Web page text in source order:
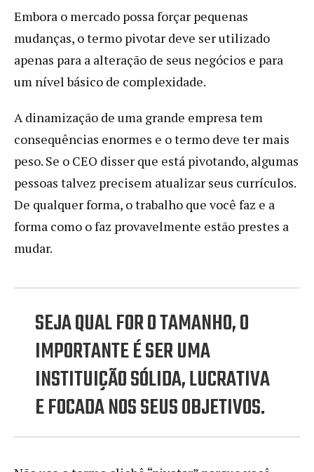
Embora o mercado possa forçar pequenas
mudanças, o termo pivotar deve ser utilizado
apenas para a alteração de seus negócios e para
um nível básico de complexidade.
A dinamização de uma grande empresa tem
consequências enormes e o termo deve ter mais
peso. Se o CEO disser que está pivotando, algumas
pessoas talvez precisem atualizar seus currículos.
De qualquer forma, o trabalho que você faz e a
forma como o faz provavelmente estão prestes a
mudar.
SEJA QUAL FOR O TAMANHO, O
IMPORTANTE É SER UMA
INSTITUIÇÃO SÓLIDA, LUCRATIVA
E FOCADA NOS SEUS OBJETIVOS.